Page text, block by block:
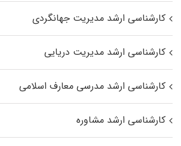
کارشناسی ارشد مدیریت جهانگردی
کارشناسی ارشد مدیریت دریایی
کارشناسی ارشد مدرسی معارف اسلامی
کارشناسی ارشد مشاوره